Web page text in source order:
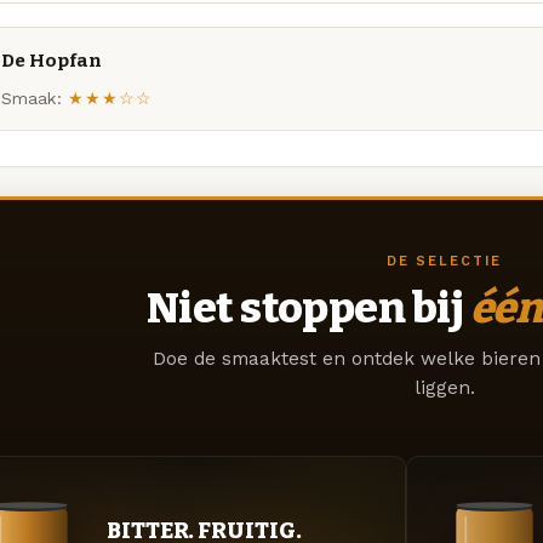
De Hopfan
Smaak: ★★★☆☆
DE SELECTIE
Niet stoppen bij één
Doe de smaaktest en ontdek welke
liggen.
BITTER. FRUITIG.